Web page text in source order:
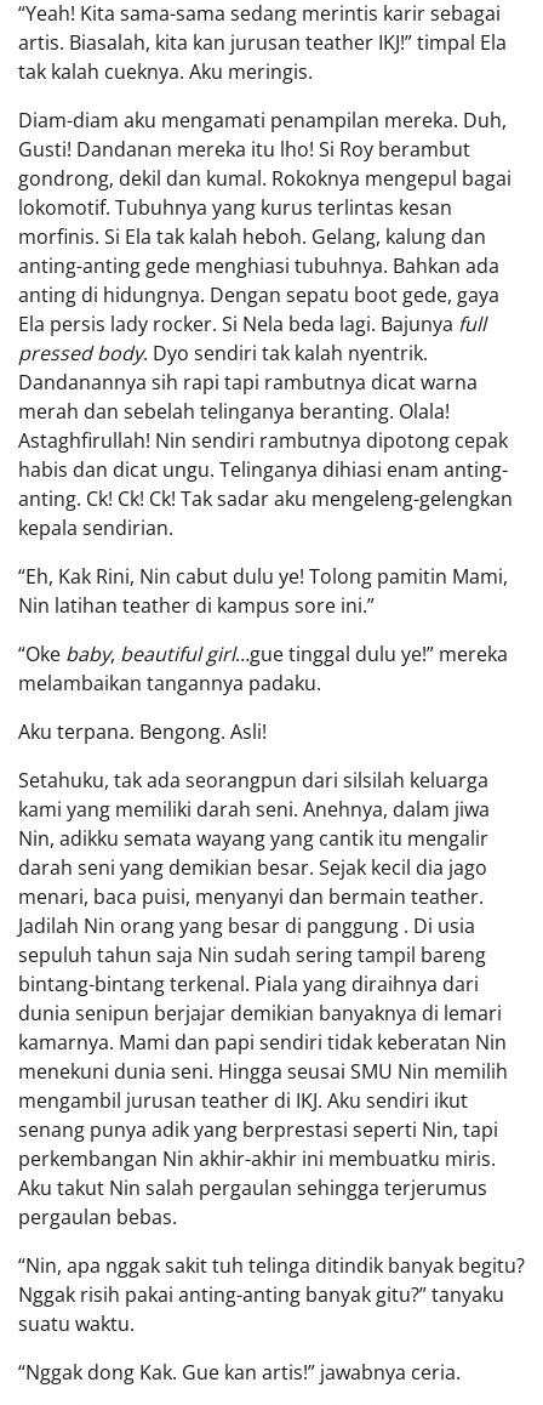
“Yeah! Kita sama-sama sedang merintis karir sebagai
artis. Biasalah, kita kan jurusan teather IKJ!” timpal Ela
tak kalah cueknya. Aku meringis.
Diam-diam aku mengamati penampilan mereka. Duh,
Gusti! Dandanan mereka itu lho! Si Roy berambut
gondrong, dekil dan kumal. Rokoknya mengepul bagai
lokomotif. Tubuhnya yang kurus terlintas kesan
morfinis. Si Ela tak kalah heboh. Gelang, kalung dan
anting-anting gede menghiasi tubuhnya. Bahkan ada
anting di hidungnya. Dengan sepatu boot gede, gaya
Ela persis lady rocker. Si Nela beda lagi. Bajunya full
pressed body. Dyo sendiri tak kalah nyentrik.
Dandanannya sih rapi tapi rambutnya dicat warna
merah dan sebelah telinganya beranting. Olala!
Astaghfirullah! Nin sendiri rambutnya dipotong cepak
habis dan dicat ungu. Telinganya dihiasi enam anting-
anting. Ck! Ck! Ck! Tak sadar aku mengeleng-gelengkan
kepala sendirian.
“Eh, Kak Rini, Nin cabut dulu ye! Tolong pamitin Mami,
Nin latihan teather di kampus sore ini.”
“Oke baby, beautiful girl…gue tinggal dulu ye!” mereka
melambaikan tangannya padaku.
Aku terpana. Bengong. Asli!
Setahuku, tak ada seorangpun dari silsilah keluarga
kami yang memiliki darah seni. Anehnya, dalam jiwa
Nin, adikku semata wayang yang cantik itu mengalir
darah seni yang demikian besar. Sejak kecil dia jago
menari, baca puisi, menyanyi dan bermain teather.
Jadilah Nin orang yang besar di panggung . Di usia
sepuluh tahun saja Nin sudah sering tampil bareng
bintang-bintang terkenal. Piala yang diraihnya dari
dunia senipun berjajar demikian banyaknya di lemari
kamarnya. Mami dan papi sendiri tidak keberatan Nin
menekuni dunia seni. Hingga seusai SMU Nin memilih
mengambil jurusan teather di IKJ. Aku sendiri ikut
senang punya adik yang berprestasi seperti Nin, tapi
perkembangan Nin akhir-akhir ini membuatku miris.
Aku takut Nin salah pergaulan sehingga terjerumus
pergaulan bebas.
“Nin, apa nggak sakit tuh telinga ditindik banyak begitu?
Nggak risih pakai anting-anting banyak gitu?” tanyaku
suatu waktu.
“Nggak dong Kak. Gue kan artis!” jawabnya ceria.